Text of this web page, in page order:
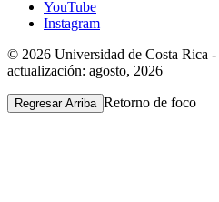
YouTube
Instagram
© 2026 Universidad de Costa Rica -
actualización: agosto, 2026
Regresar Arriba Retorno de foco